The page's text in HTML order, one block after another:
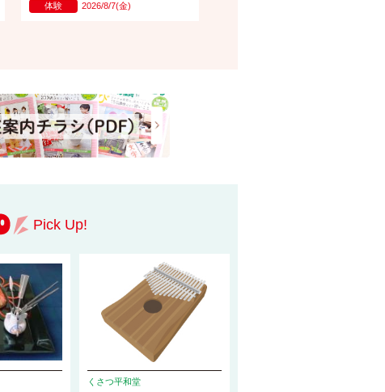
体験 2026/8/7(金)
Pick Up!
くさつ平和堂